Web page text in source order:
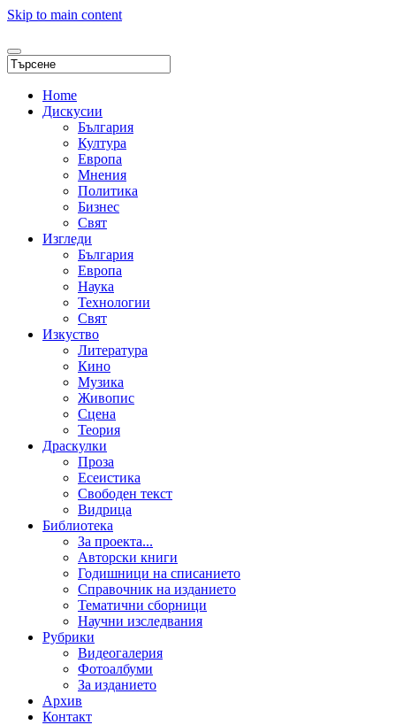
Skip to main content
Home
Дискусии
България
Култура
Европа
Мнения
Политика
Бизнес
Свят
Изгледи
България
Европа
Наука
Технологии
Свят
Изкуство
Литература
Кино
Музика
Живопис
Сцена
Теория
Драскулки
Проза
Есеистика
Свободен текст
Видрица
Библиотека
За проекта...
Авторски книги
Годишници на списанието
Справочник на изданието
Тематични сборници
Научни изследвания
Рубрики
Видеогалерия
Фотоалбуми
За изданието
Архив
Контакт